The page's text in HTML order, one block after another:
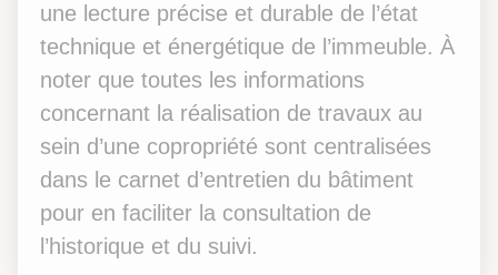
une lecture précise et durable de l’état
technique et énergétique de l’immeuble. À
noter que toutes les informations
concernant la réalisation de travaux au
sein d’une copropriété sont centralisées
dans le carnet d’entretien du bâtiment
pour en faciliter la consultation de
l’historique et du suivi.